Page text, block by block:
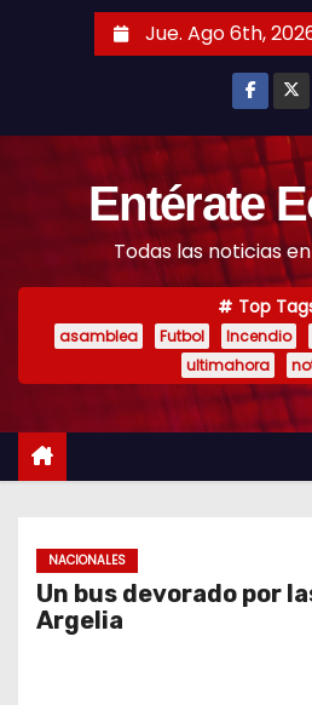
Jue. Ago 6th,
Entérate
Todas las noticias
Top
asamblea Futbol Incendio
ultimahora
NACIONALES
Un bus devorado por
Argelia